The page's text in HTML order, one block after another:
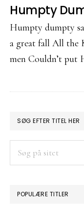
Humpty
Humpty dumpty
a great fall All the
men Couldn’t put
PRIMÆR
SIDEBAR
SØG EFTER TITEL HER
POPULÆRE TITLER